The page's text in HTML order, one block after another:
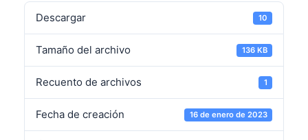
Descargar 10
Tamaño del archivo 136 KB
Recuento de archivos 1
Fecha de creación 16 de enero de 2023